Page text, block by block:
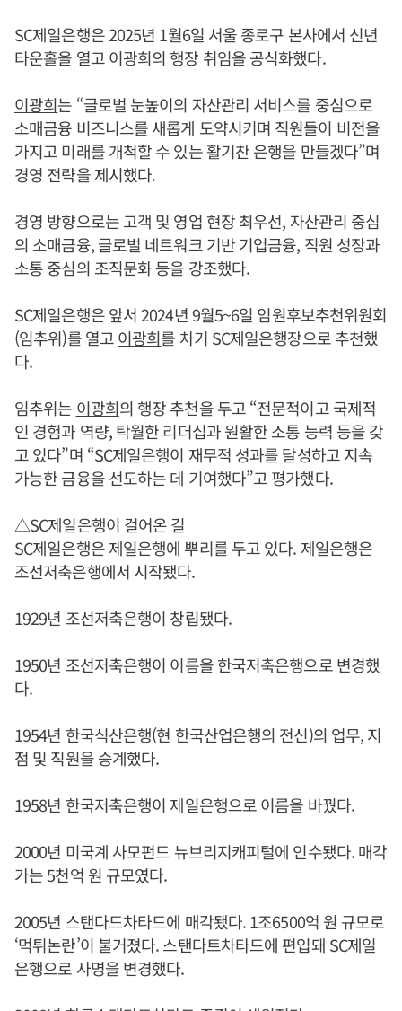
SC제일은행은 2025년 1월6일 서울 종로구 본사에서 신년
타운홀을 열고이광희의 행장 취임을 공식화했다.
이광희는 “글로벌 눈높이의 자산관리 서비스를 중심으로
소매금융 비즈니스를 새롭게 도약시키며 직원들이 비전을
가지고 미래를 개척할 수 있는 활기찬 은행을 만들겠다”며
경영 전략을 제시했다.
경영 방향으로는 고객 및 영업 현장 최우선, 자산관리 중심
의 소매금융, 글로벌 네트워크 기반 기업금융, 직원 성장과
소통 중심의 조직문화 등을 강조했다.
SC제일은행은 앞서 2024년 9월5~6일 임원후보추천위원회
(임추위)를 열고이광희를 차기 SC제일은행장으로 추천했
다.
임추위는 이광희의 행장 추천을 두고 “전문적이고 국제적
인 경험과 역량, 탁월한 리더십과 원활한 소통 능력 등을 갖
고 있다”며 “SC제일은행이 재무적 성과를 달성하고 지속
가능한 금융을 선도하는 데 기여했다”고 평가했다.
△SC제일은행이 걸어온 길
SC제일은행은 제일은행에 뿌리를 두고 있다. 제일은행은
조선저축은행에서 시작됐다.
1929년 조선저축은행이 창립됐다.
1950년 조선저축은행이 이름을 한국저축은행으로 변경했
다.
1954년 한국식산은행(현 한국산업은행의 전신)의 업무, 지
점 및 직원을 승계했다.
1958년 한국저축은행이 제일은행으로 이름을 바꿨다.
2000년 미국계 사모펀드 뉴브리지캐피털에 인수됐다. 매각
가는 5천억 원 규모였다.
2005년 스탠다드차타드에 매각됐다. 1조6500억 원 규모로
‘먹튀논란’이 불거졌다. 스탠다트차타드에 편입돼 SC제일
은행으로 사명을 변경했다.